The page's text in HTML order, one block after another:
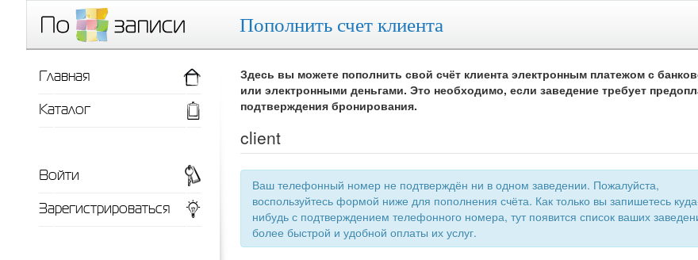
Пополнить счет клиента
Здесь вы можете пополнить свой счёт клиента электронным платежом с
или электронными деньгами. Это необходимо, если заведение требует
подтверждения бронирования.
client
Ваш телефонный номер не подтверждён ни в одном заведении. Пожалуйста,
воспользуйтесь формой ниже для пополнения счёта. Как только вы запишетесь
нибудь с подтверждением телефонного номера, тут появится список ваших заведений для
более быстрой и удобной оплаты их услуг.
Главная
Каталог
Войти
Зарегистрироваться